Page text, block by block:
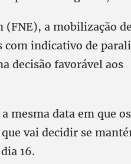
(FNE), a mobilização
com indicativo de
decisão favorável aos
mesma data em que os
vai decidir se
16.